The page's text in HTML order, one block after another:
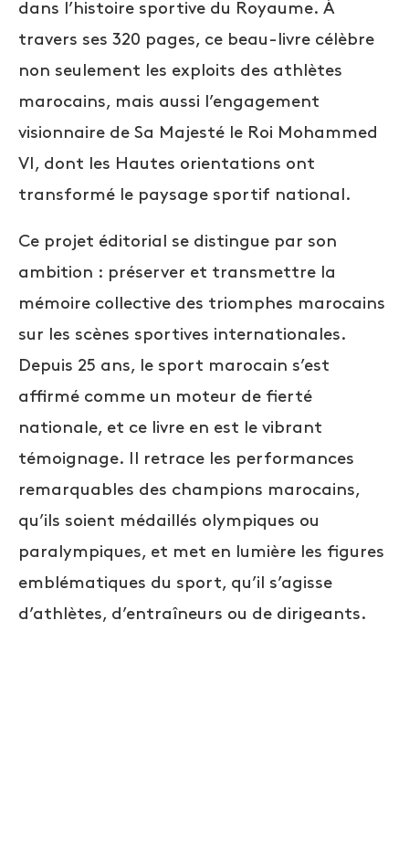
dans l’histoire sportive du Royaume. À
travers ses 320 pages, ce beau-livre célèbre
non seulement les exploits des athlètes
marocains, mais aussi l’engagement
visionnaire de Sa Majesté le Roi Mohammed
VI, dont les Hautes orientations ont
transformé le paysage sportif national.
Ce projet éditorial se distingue par son
ambition : préserver et transmettre la
mémoire collective des triomphes marocains
sur les scènes sportives internationales.
Depuis 25 ans, le sport marocain s’est
affirmé comme un moteur de fierté
nationale, et ce livre en est le vibrant
témoignage. Il retrace les performances
remarquables des champions marocains,
qu’ils soient médaillés olympiques ou
paralympiques, et met en lumière les figures
emblématiques du sport, qu’il s’agisse
d’athlètes, d’entraîneurs ou de dirigeants.